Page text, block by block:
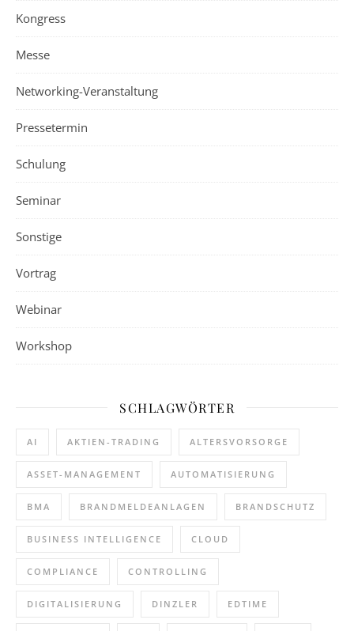
Kongress
Messe
Networking-Veranstaltung
Pressetermin
Schulung
Seminar
Sonstige
Vortrag
Webinar
Workshop
SCHLAGWÖRTER
AI AKTIEN-TRADING ALTERSVORSORGE
ASSET-MANAGEMENT AUTOMATISIERUNG
BMA BRANDMELDEANLAGEN BRANDSCHUTZ
BUSINESS INTELLIGENCE CLOUD
COMPLIANCE CONTROLLING
DIGITALISIERUNG DINZLER EDTIME